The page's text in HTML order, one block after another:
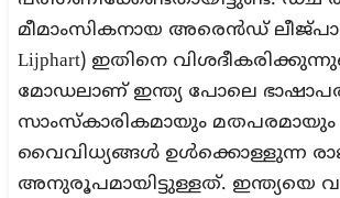
മീമാംസികനായ അരെൻഡ്
Lijphart) ഇതിനെ
മോഡലാണ് ഇന്ത്യ പോലെ
സാംസ്കാരികമായും മതപരമായും
വൈവിധ്യങ്ങൾ ഉൾക്കൊള്ളുന്ന
അനുരൂപമായിട്ടുള്ളത്. ഇന്ത്യയെ